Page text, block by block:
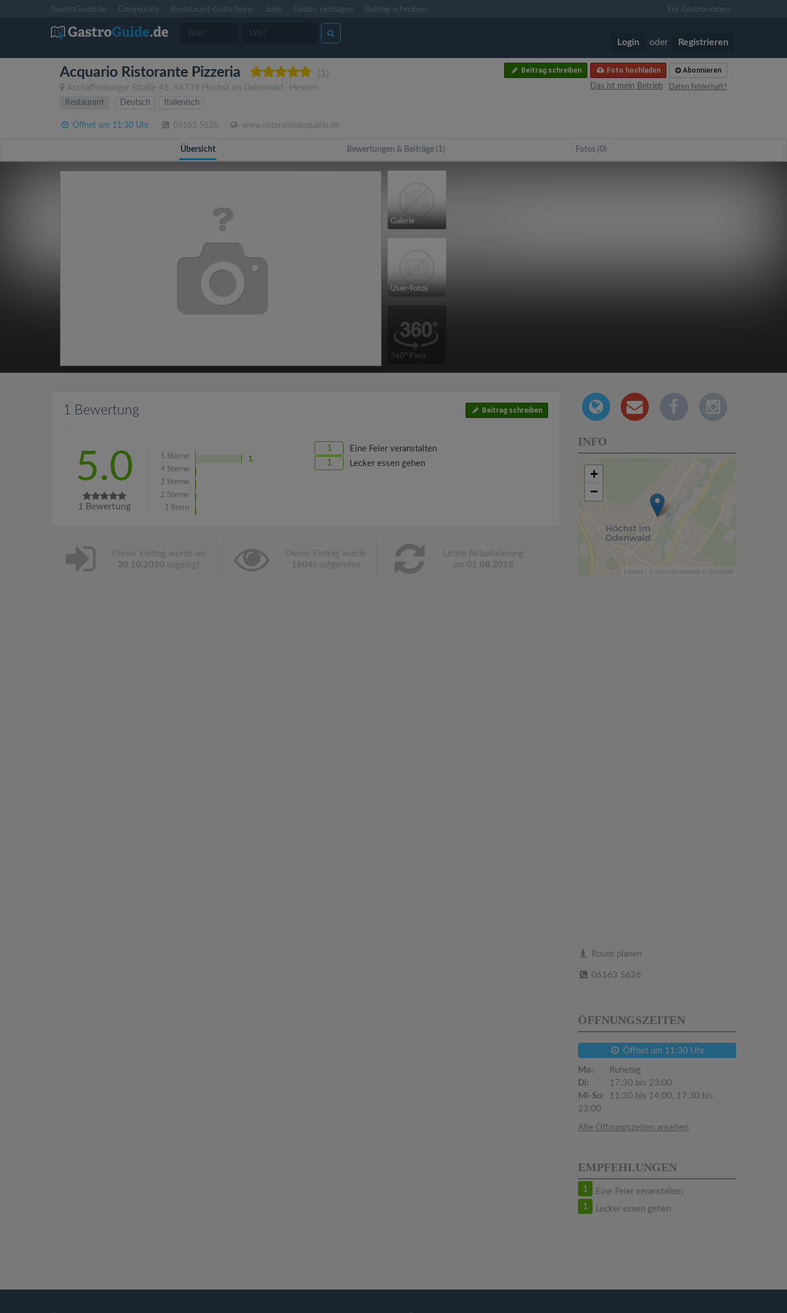
GastroGuide.de Community Restaurant-Gutscheine Jobs Gastro eintragen Beitrag schreiben Für Gastronomen
Login oder Registrieren
Acquario Ristorante Pizzeria (1)
Aschaffenburger Straße 41 , 64739 Höchst im Odenwald , Hessen
Abonnieren
Foto hochladen
Beitrag schreiben
Daten fehlerhaft?
Das ist mein Betrieb
Restaurant
Deutsch Italienisch
Öffnet um 11:30 Uhr 06163 5626 www.ristoranteacquario.de
Übersicht Bewertungen & Beiträge (1) Fotos (0)
Galerie
User-Fotos
360° Pano
1 Bewertung Beitrag schreiben
5.0
1 Bewertung
5 Sterne
1
4 Sterne
3 Sterne
2 Sterne
1 Stern
1 Eine Feier veranstalten
1 Lecker essen gehen
Dieser Eintrag wurde am
20.10.2010 angelegt
Dieser Eintrag wurde
1604x aufgerufen
Letzte Aktualisierung
am 01.08.2018
INFO
+
−
Leaflet | © OpenStreetMap © CartoDB
Route planen
06163 5626
ÖFFNUNGSZEITEN
Öffnet um 11:30 Uhr
Mo:
Ruhetag
Di:
17:30 bis 23:00
Mi-So:
11:30 bis 14:00, 17:30 bis
23:00
Alle Öffnungszeiten ansehen
EMPFEHLUNGEN
1 Eine Feier veranstalten
1 Lecker essen gehen